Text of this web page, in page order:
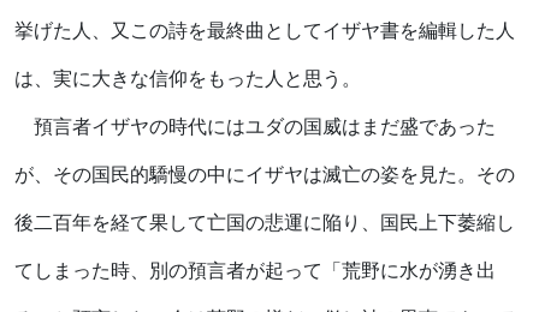
挙げた人、又この詩を最終曲としてイザヤ書を編輯した人
は、実に大きな信仰をもった人と思う。
預言者イザヤの時代にはユダの国威はまだ盛であった
が、その国民的驕慢の中にイザヤは滅亡の姿を見た。その
後二百年を経て果して亡国の悲運に陥り、国民上下萎縮し
てしまった時、別の預言者が起って「荒野に水が湧き出